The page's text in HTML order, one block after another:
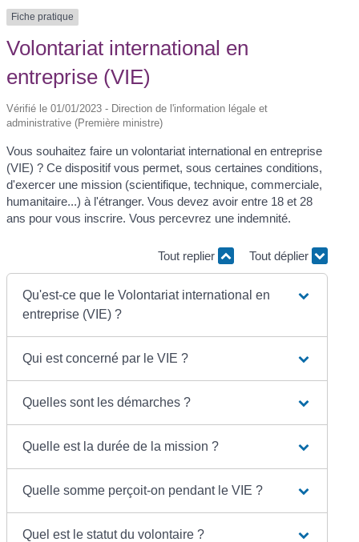
Fiche pratique
Volontariat international en
entreprise (VIE)
Vérifié le 01/01/2023 - Direction de l'information légale et
administrative (Première ministre)
Vous souhaitez faire un volontariat international en entreprise
(VIE) ? Ce dispositif vous permet, sous certaines conditions,
d'exercer une mission (scientifique, technique, commerciale,
humanitaire...) à l'étranger. Vous devez avoir entre 18 et 28
ans pour vous inscrire. Vous percevrez une indemnité.
Tout replier Tout déplier
Qu'est-ce que le Volontariat international en
entreprise (VIE) ?
Qui est concerné par le VIE ?
Quelles sont les démarches ?
Quelle est la durée de la mission ?
Quelle somme perçoit-on pendant le VIE ?
Quel est le statut du volontaire ?